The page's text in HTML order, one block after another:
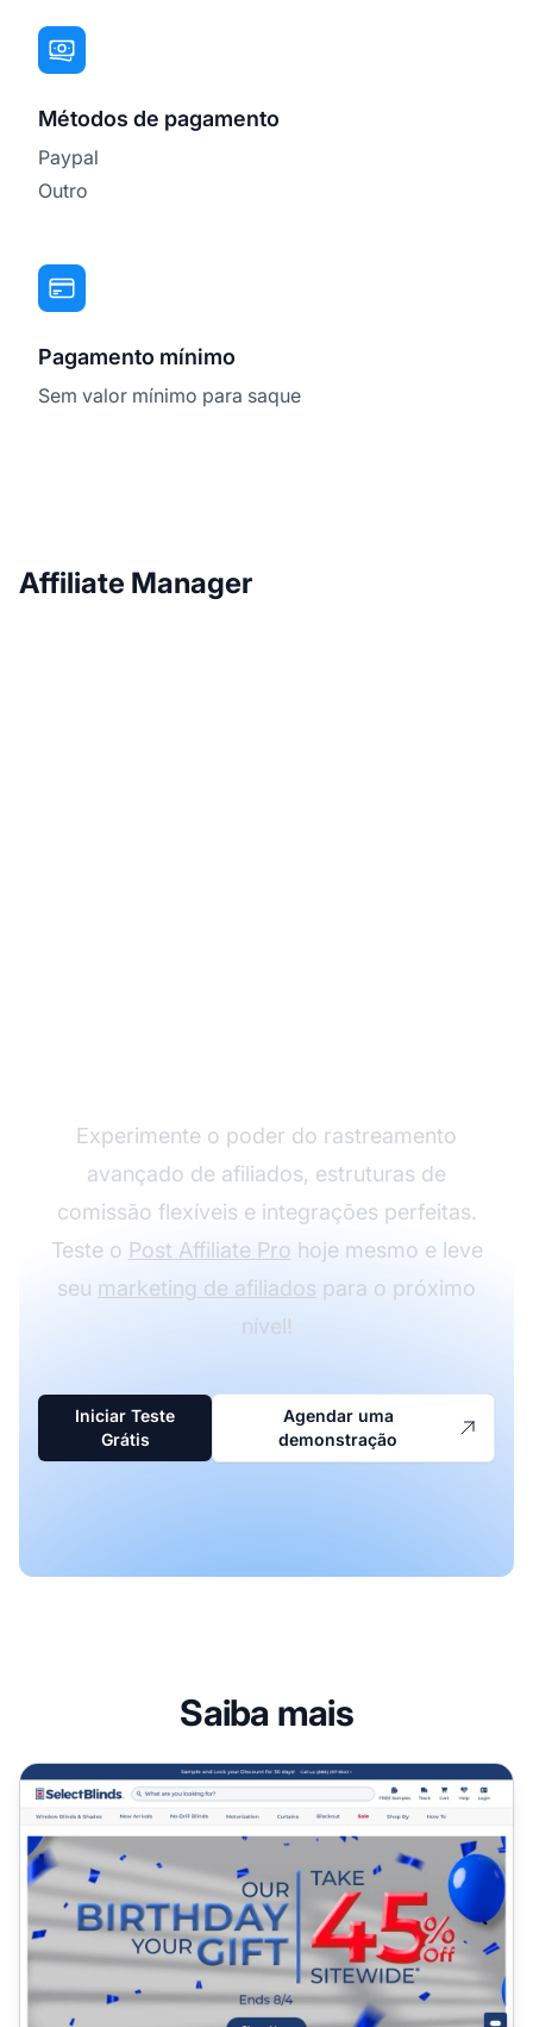
Métodos de pagamento
Paypal
Outro
Pagamento mínimo
Sem valor mínimo para saque
Affiliate Manager
Experimente o poder do rastreamento
avançado de afiliados, estruturas de
comissão flexíveis e integrações perfeitas.
Teste o Post Affiliate Pro hoje mesmo e leve
seu marketing de afiliados para o próximo
nível!
Iniciar Teste
Grátis
Agendar uma
demonstração
Saiba mais
Programa de Afiliados SelectBlinds